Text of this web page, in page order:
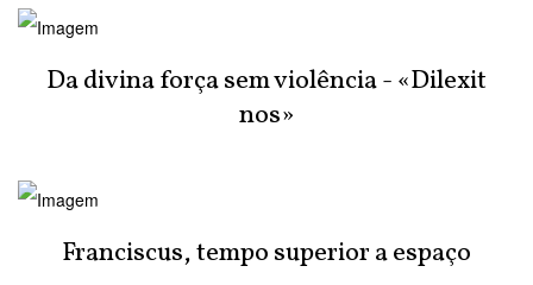
Da divina força sem violência - «Dilexit
nos»
Franciscus, tempo superior a espaço